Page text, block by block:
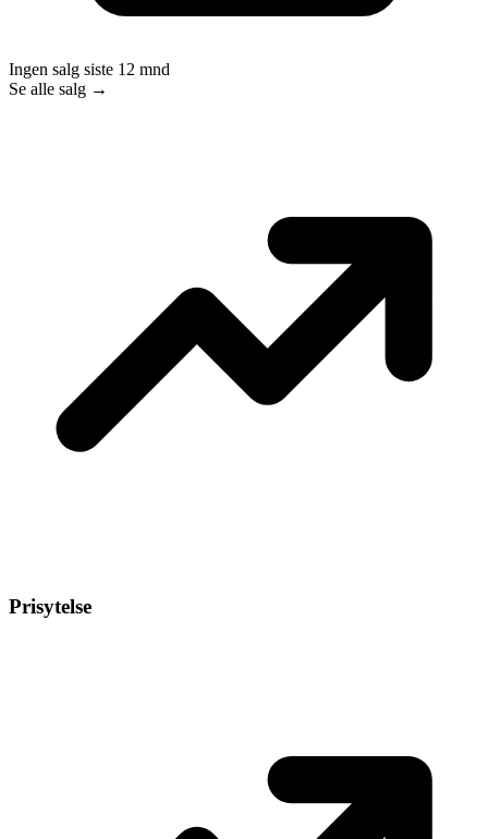
Ingen salg siste 12 mnd
Se alle salg →
Prisytelse